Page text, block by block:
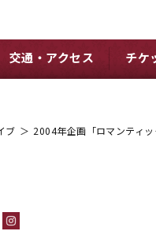
交通・アクセス チケ
ブ ＞ 2004年企画「ロマンティ